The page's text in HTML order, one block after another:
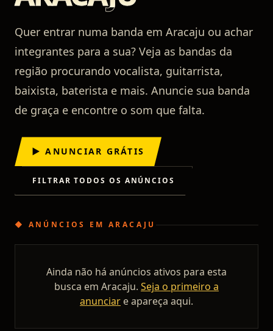
Quer entrar numa banda em Aracaju ou achar
integrantes para a sua? Veja as bandas da
região procurando vocalista, guitarrista,
baixista, baterista e mais. Anuncie sua banda
de graça e encontre o som que falta.
▶ ANUNCIAR GRÁTIS
FILTRAR TODOS OS ANÚNCIOS
◆ ANÚNCIOS EMARACAJU
Ainda não há anúncios ativos para esta
busca em Aracaju. Seja o primeiro a
anunciar e apareça aqui.